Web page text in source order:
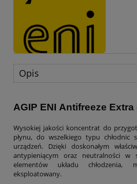
Opis
AGIP ENI Antifreeze
Wysokiej jakości koncentrat do
płynu, do wszelkiego typu chłodnic
urządzeń. Dzięki doskonałym
antypieniącym oraz neutralności w
elementów układu chłodzenia,
eksploatowany.